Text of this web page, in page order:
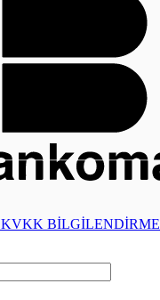
KVKK BİLGİLENDİRME